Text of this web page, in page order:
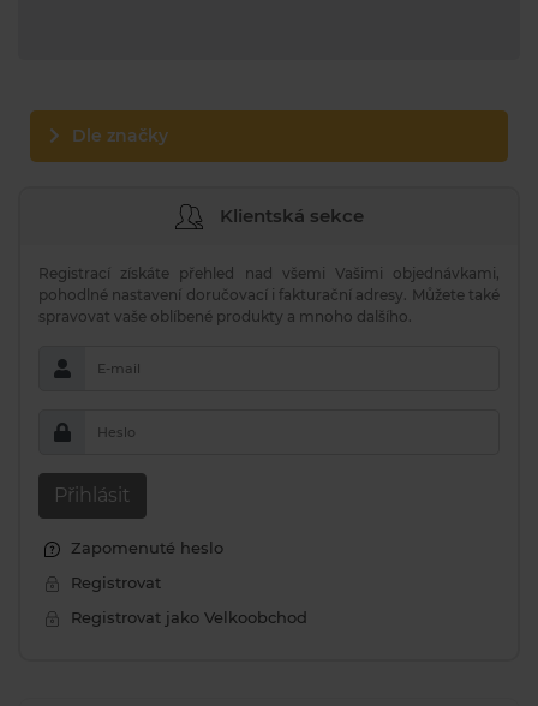
Dle značky
Klientská sekce
Registrací získáte přehled nad všemi Vašimi objednávkami,
pohodlné nastavení doručovací i fakturační adresy. Můžete také
spravovat vaše oblíbené produkty a mnoho dalšího.
E-mail
Heslo
Přihlásit
Zapomenuté heslo
Registrovat
Registrovat jako Velkoobchod